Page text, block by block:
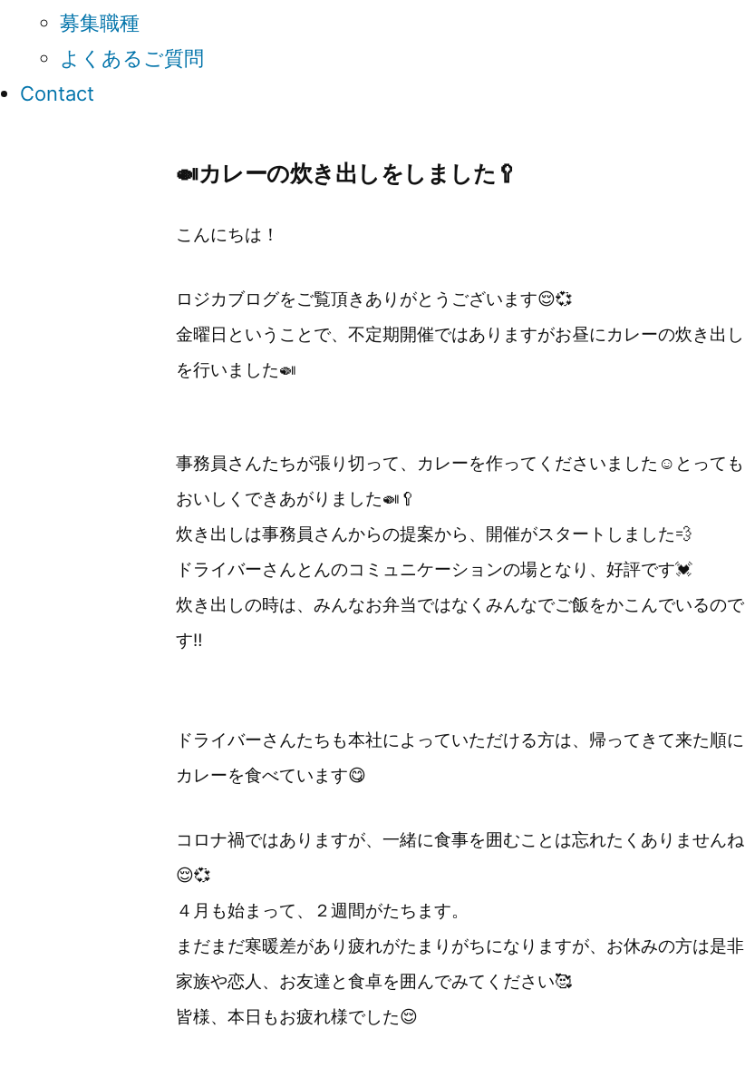
募集職種
よくあるご質問
Contact
🍛カレーの炊き出しをしました🥄
こんにちは！
ロジカブログをご覧頂きありがとうございます😌💞
金曜日ということで、不定期開催ではありますがお昼にカレーの炊き出し
を行いました🍛
事務員さんたちが張り切って、カレーを作ってくださいました☺️とっても
おいしくできあがりました🍛🥄
炊き出しは事務員さんからの提案から、開催がスタートしました💨
ドライバーさんとんのコミュニケーションの場となり、好評です💓
炊き出しの時は、みんなお弁当ではなくみんなでご飯をかこんでいるので
す‼️
ドライバーさんたちも本社によっていただける方は、帰ってきて来た順に
カレーを食べています😋
コロナ禍ではありますが、一緒に食事を囲むことは忘れたくありませんね
😌💞
４月も始まって、２週間がたちます。
まだまだ寒暖差があり疲れがたまりがちになりますが、お休みの方は是非
家族や恋人、お友達と食卓を囲んでみてください🥰
皆様、本日もお疲れ様でした😌